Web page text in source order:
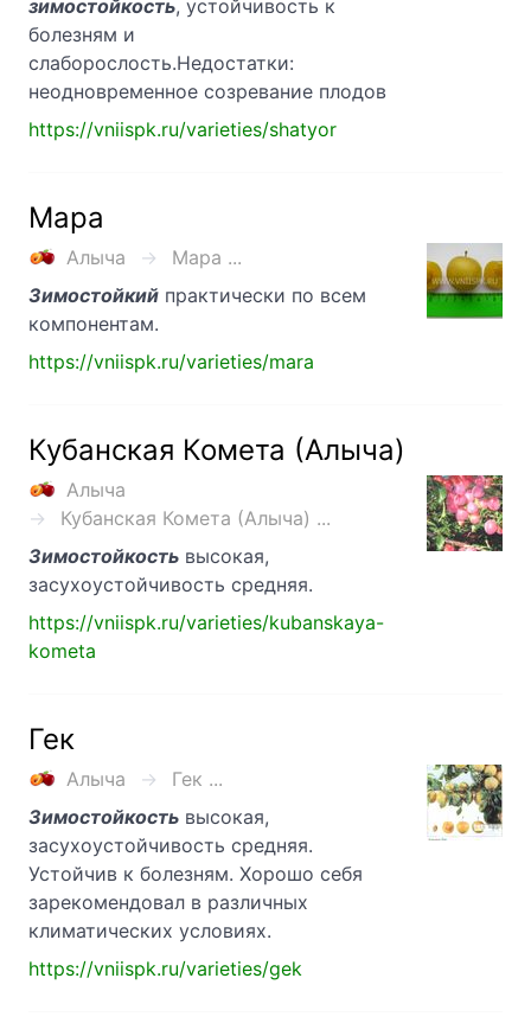
зимостойкость, устойчивость к
болезням и
слаборослость.Недостатки:
неодновременное созревание плодов
https://vniispk.ru/varieties/shatyor
Мара
Алыча
Мара ...
Зимостойкий практически по всем
компонентам.
https://vniispk.ru/varieties/mara
Кубанская Комета (Алыча)
Алыча
Кубанская Комета (Алыча) ...
Зимостойкость высокая,
засухоустойчивость средняя.
https://vniispk.ru/varieties/kubanskaya-
kometa
Гек
Алыча
Гек ...
Зимостойкость высокая,
засухоустойчивость средняя.
Устойчив к болезням. Хорошо себя
зарекомендовал в различных
климатических условиях.
https://vniispk.ru/varieties/gek